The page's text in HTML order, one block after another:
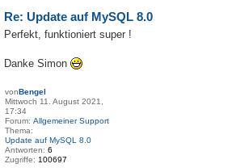
Re: Update auf MySQL 8.0
Perfekt, funktioniert super !
Danke Simon
vonBengel
Mittwoch 11. August 2021,
17:34
Forum: Allgemeiner Support
Thema:
Update auf MySQL 8.0
Antworten: 6
Zugriffe: 100697